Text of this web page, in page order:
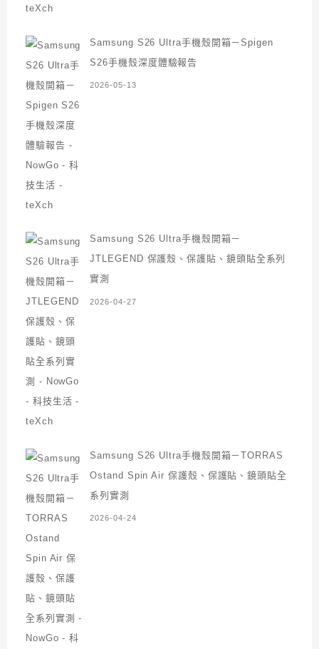
Samsung S26 Ultra手機殼開箱－Spigen
S26手機殼深度體驗報告
2026-05-13
Samsung S26 Ultra手機殼開箱－
JTLEGEND 保護殼、保護貼、鏡頭貼全系列
實測
2026-04-27
Samsung S26 Ultra手機殼開箱－TORRAS
Ostand Spin Air 保護殼、保護貼、鏡頭貼全
系列實測
2026-04-24